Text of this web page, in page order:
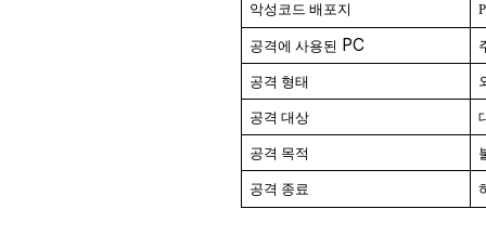
악성코드 배포지
공격에 사용된 PC
공격 형태
공격 대상
공격 목적
공격 종료